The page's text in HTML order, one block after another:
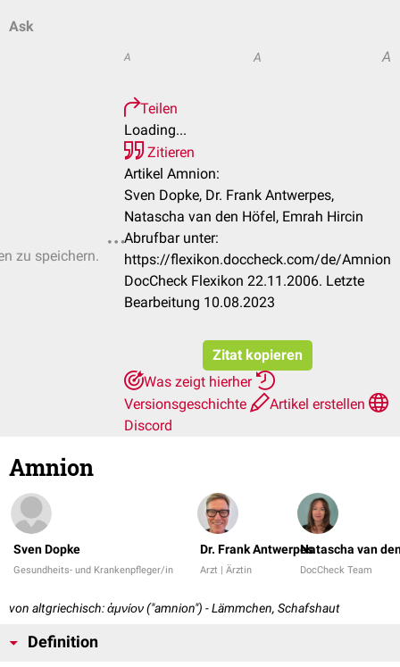
Ask
zu speichern.
A A A
Teilen
Loading...
Zitieren
Artikel Amnion:
Sven Dopke, Dr. Frank Antwerpes,
Natascha van den Höfel, Emrah Hircin
Abrufbar unter:
https://flexikon.doccheck.com/de/Amnion
DocCheck Flexikon 22.11.2006. Letzte
Bearbeitung 10.08.2023
Zitat kopieren
Was zeigt hierher
Versionsgeschichte
Artikel erstellen
Discord
Amnion
Sven Dopke
Gesundheits- und Krankenpfleger/in
Dr. Frank Antwerpes
Arzt | Ärztin
Natascha van
DocCheck Team
von altgriechisch: ἀμνίον ("amnion") - Lämmchen, Schafshaut
Definition